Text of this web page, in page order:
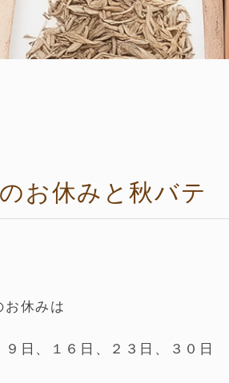
お休みと秋バテ
お休みは
９日、１６日、２３日、３０